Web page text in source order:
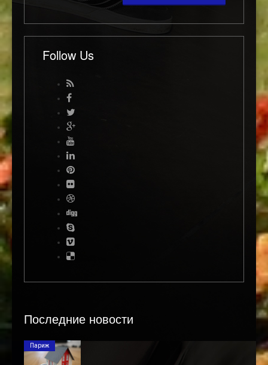
Follow Us
Последние новости
Париж